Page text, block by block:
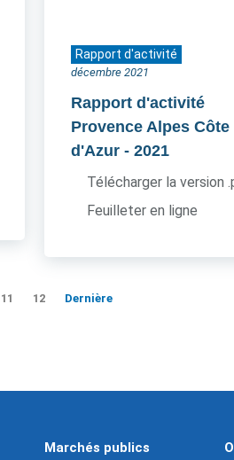
Rapport d'activité
décembre 2021
Rapport d'activité
Provence Alpes Côte
d'Azur - 2021
Télécharger la version
Feuilleter en ligne
11 12 Dernière
Marchés publics